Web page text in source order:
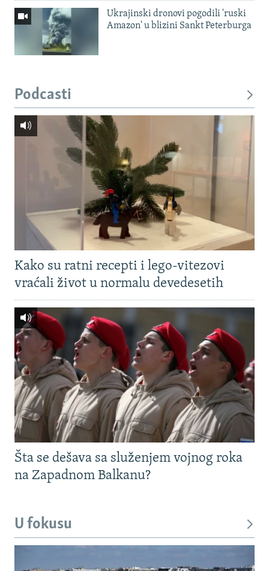
Ukrajinski dronovi pogodili 'ruski
Amazon' u blizini Sankt Peterburga
Podcasti
Kako su ratni recepti i lego-vitezovi
vraćali život u normalu devedesetih
Šta se dešava sa služenjem vojnog roka
na Zapadnom Balkanu?
U fokusu